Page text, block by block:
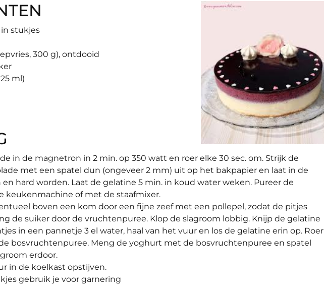
stukjes
300 g), ontdooid
ml)
in de magnetron in 2 min. op 350 watt en roer elke 30 sec. om. Strijk de
met een spatel dun (ongeveer 2 mm) uit op het bakpapier en laat in de
hard worden. Laat de gelatine 5 min. in koud water weken. Pureer de
keukenmachine of met de staafmixer.
boven een kom door een fijne zeef met een pollepel, zodat de pitjes
de suiker door de vruchtenpuree. Klop de slagroom lobbig. Knijp de gelatine
in een pannetje 3 el water, haal van het vuur en los de gelatine erin op. Roer
bosvruchtenpuree. Meng de yoghurt met de bosvruchtenpuree en spatel
erdoor.
in de koelkast opstijven.
gebruik je voor garnering